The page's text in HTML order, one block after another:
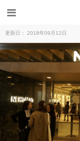
更新日： 2018年09月12日